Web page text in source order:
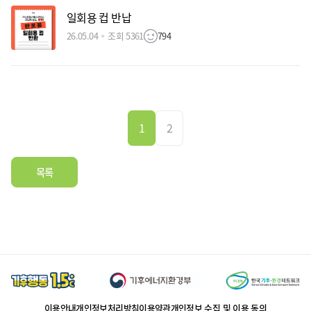
일회용 컵 반납
26.05.04 조회 5361 794
1 2
목록
이용안내개인정보처리방침이용약관개인정보 수집 및 이용 동의